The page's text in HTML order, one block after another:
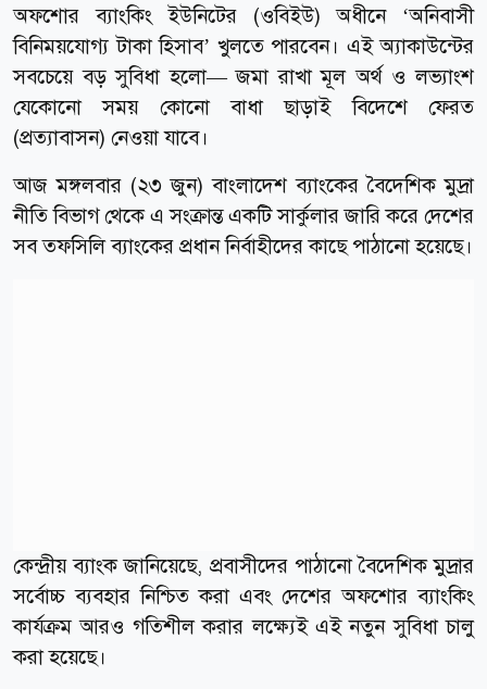
অফশোর ব্যাংকিং ইউনিটের (ওবিইউ) অধীনে ‘অনিবাসী
বিনিময়যোগ্য টাকা হিসাব’ খুলতে পারবেন। এই অ্যাকাউন্টের
সবচেয়ে বড় সুবিধা হলো— জমা রাখা মূল অর্থ ও লভ্যাংশ
যেকোনো সময় কোনো বাধা ছাড়াই বিদেশে ফেরত
(প্রত্যাবাসন) নেওয়া যাবে।
আজ মঙ্গলবার (২৩ জুন) বাংলাদেশ ব্যাংকের বৈদেশিক মুদ্রা
নীতি বিভাগ থেকে এ সংক্রান্ত একটি সার্কুলার জারি করে দেশের
সব তফসিলি ব্যাংকের প্রধান নির্বাহীদের কাছে পাঠানো হয়েছে।
কেন্দ্রীয় ব্যাংক জানিয়েছে, প্রবাসীদের পাঠানো বৈদেশিক মুদ্রার
সর্বোচ্চ ব্যবহার নিশ্চিত করা এবং দেশের অফশোর ব্যাংকিং
কার্যক্রম আরও গতিশীল করার লক্ষ্যেই এই নতুন সুবিধা চালু
করা হয়েছে।